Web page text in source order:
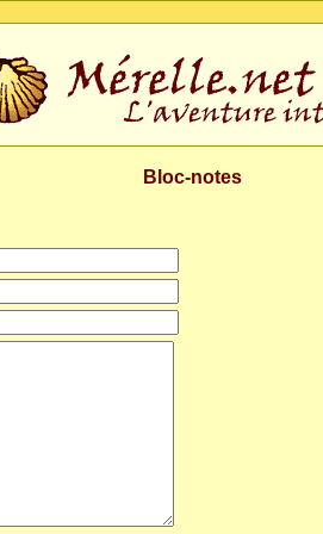
Bloc-notes